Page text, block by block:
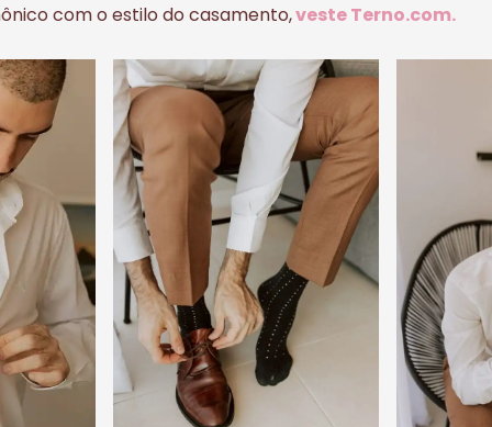
com o estilo do casamento,veste Terno.com.